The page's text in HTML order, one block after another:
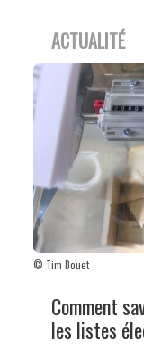
ACTUALITÉ
© Tim Douet
Comment
les listes